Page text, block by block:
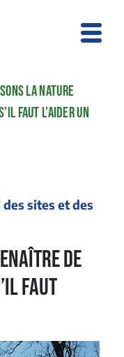
LA NATURE
FAUT L’AIDER UN
des sites et des
de
faut